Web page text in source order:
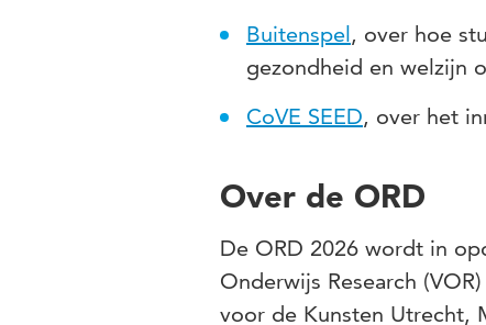
Buitenspel, over hoe
gezondheid en welzijn
CoVE SEED, over het
Over de ORD
De ORD 2026 wordt in
Onderwijs Research (VOR)
voor de Kunsten Utrecht,